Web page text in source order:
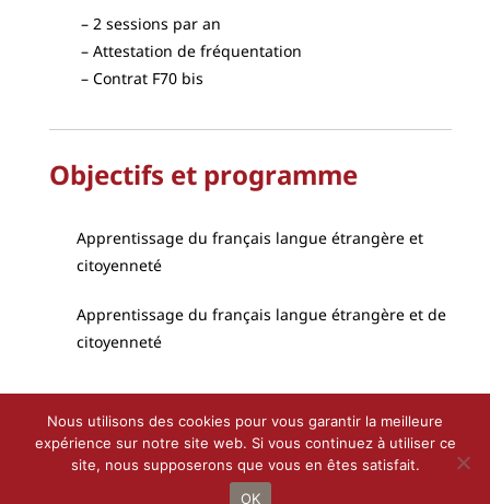
2 sessions par an
Attestation de fréquentation
Contrat F70 bis
Objectifs et programme
Apprentissage du français langue étrangère et
citoyenneté
Apprentissage du français langue étrangère et de
citoyenneté
Droit d’auteur 2021 - 2022 |Le Petit BottindeCALIF| Tous droits
réservés
Nous utilisons des cookies pour vous garantir la meilleure
expérience sur notre site web. Si vous continuez à utiliser ce
site, nous supposerons que vous en êtes satisfait.
OK